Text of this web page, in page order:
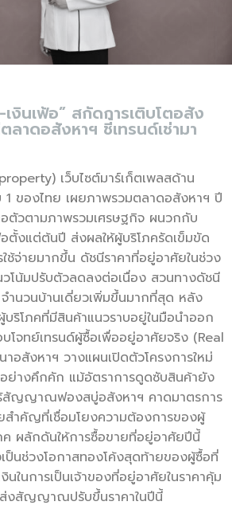
งินเฟ้อ” สกัดการเติบโตอสัง
ลาดอสังหาฯ ชี้เทรนด์เช่ามา
เว็บไซต์มาร์เก็ตเพลสด้าน
ของไทย เผยภาพรวมตลาดอสังหาฯ ปี
ตัวตามภาพรวมเศรษฐกิจ ผนวกกับ
งแต่ต้นปี ส่งผลให้ผู้บริโภครัดเข็มขัด
ใช้จ่ายมากขึ้น ดัชนีราคาที่อยู่อาศัยในช่วง
โน้มปรับตัวลดลงต่อเนื่อง สวนทางดัชนี
ำนวนบ้านเดี่ยวเพิ่มขึ้นมากที่สุด หลัง
บริโภคที่มีสินค้าแนวราบอยู่ในมือนำออก
โจทย์เทรนด์ผู้ซื้อเพื่ออยู่อาศัยจริง (Real
สังหาฯ วางแผนเปิดตัวโครงการใหม่
ย่างคึกคัก แม้อัตราการดูดซับสินค้ายัง
ร้สัญญาณฟองสบู่อสังหาฯ คาดมาตรการ
สำคัญที่เชื่อมโยงความต้องการของผู้
ค ผลักดันให้การซื้อขายที่อยู่อาศัยปีนี้
นช่วงโอกาสทองโค้งสุดท้ายของผู้ซื้อที่
นในการเป็นเจ้าของที่อยู่อาศัยในราคาคุ้ม
ส่งสัญญาณปรับขึ้นราคาในปีนี้